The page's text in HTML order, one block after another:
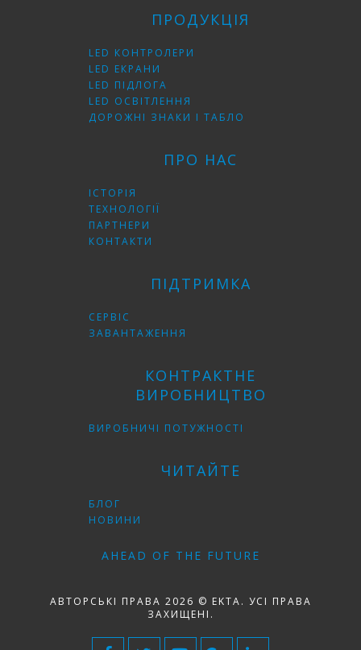
ПРОДУКЦІЯ
LED КОНТРОЛЕРИ
LED ЕКРАНИ
LED ПІДЛОГА
LED ОСВІТЛЕННЯ
ДОРОЖНІ ЗНАКИ І ТАБЛО
ПРО НАС
ІСТОРІЯ
ТЕХНОЛОГІЇ
ПАРТНЕРИ
КОНТАКТИ
ПІДТРИМКА
СЕРВІС
ЗАВАНТАЖЕННЯ
КОНТРАКТНЕ
ВИРОБНИЦТВО
ВИРОБНИЧІ ПОТУЖНОСТІ
ЧИТАЙТЕ
БЛОГ
НОВИНИ
AHEAD OF THE FUTURE
АВТОРСЬКІ ПРАВА 2026 © EKTA. УСІ ПРАВА
ЗАХИЩЕНІ.